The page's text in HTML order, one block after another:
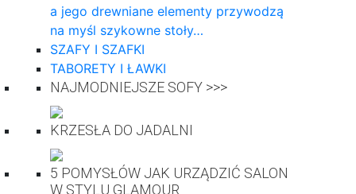
a jego drewniane elementy przywodzą
na myśl szykowne stoły…
SZAFY I SZAFKI
TABORETY I ŁAWKI
NAJMODNIEJSZE SOFY >>>
KRZESŁA DO JADALNI
5 POMYSŁÓW JAK URZĄDZIĆ SALON
W STYLU GLAMOUR